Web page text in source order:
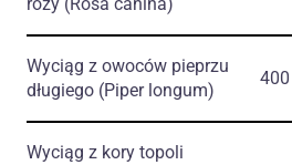
Wyciąg z owoców pieprzu
długiego (Piper longum)
Wyciąg z kory topoli